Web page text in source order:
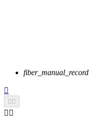
fiber_manual_record

 
 